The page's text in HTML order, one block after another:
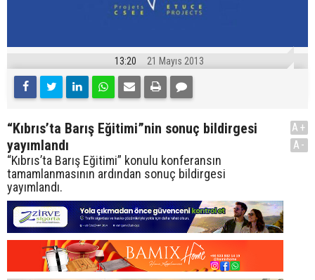
13:20 21 Mayıs 2013
“Kıbrıs’ta Barış Eğitimi”nin sonuç bildirgesi
yayımlandı
“Kıbrıs’ta Barış Eğitimi” konulu konferansın
tamamlanmasının ardından sonuç bildirgesi
yayımlandı.
A+
A-